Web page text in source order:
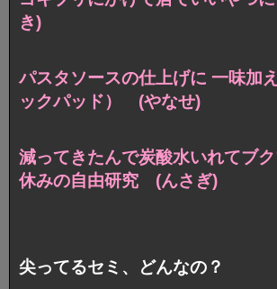
き)
パスタソースの仕上げに 一味加
ックパッド） (やなせ)
減ってきたんで炭酸水いれてブ
休みの自由研究 (んさぎ)
尖ってるセミ、どんなの？